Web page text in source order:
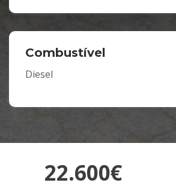
Combustível
Diesel
22.600€